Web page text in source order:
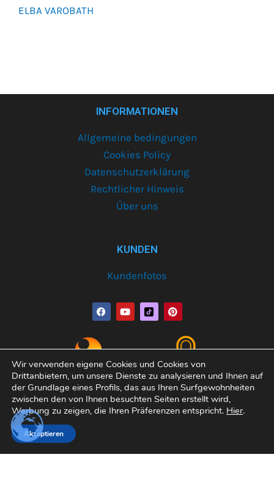
ELBA VAROBATH
INFORMATIONEN
Allgemeine bedingungen
Cookies Policy
Datenschutzerklärung
Rechtlicher Hinweis
Über uns
KUNDEN
Kundenfotos
F
a
c
b
o
o
k
Y
o
u
b
e
P
i
n
e
r
e
s
t
Copyright© 2026 Varobath | Erledigt von:
Wir verwenden eigene Cookies und Cookies von
Drittanbietern, um unsere Dienste zu analysieren und Ihnen auf
der Grundlage eines Profils, das aus Ihren Surfgewohnheiten
zwischen den von Ihnen besuchten Seiten erstellt wird,
Werbung zu zeigen, die Ihren Präferenzen entspricht. Hier.
Akzeptieren